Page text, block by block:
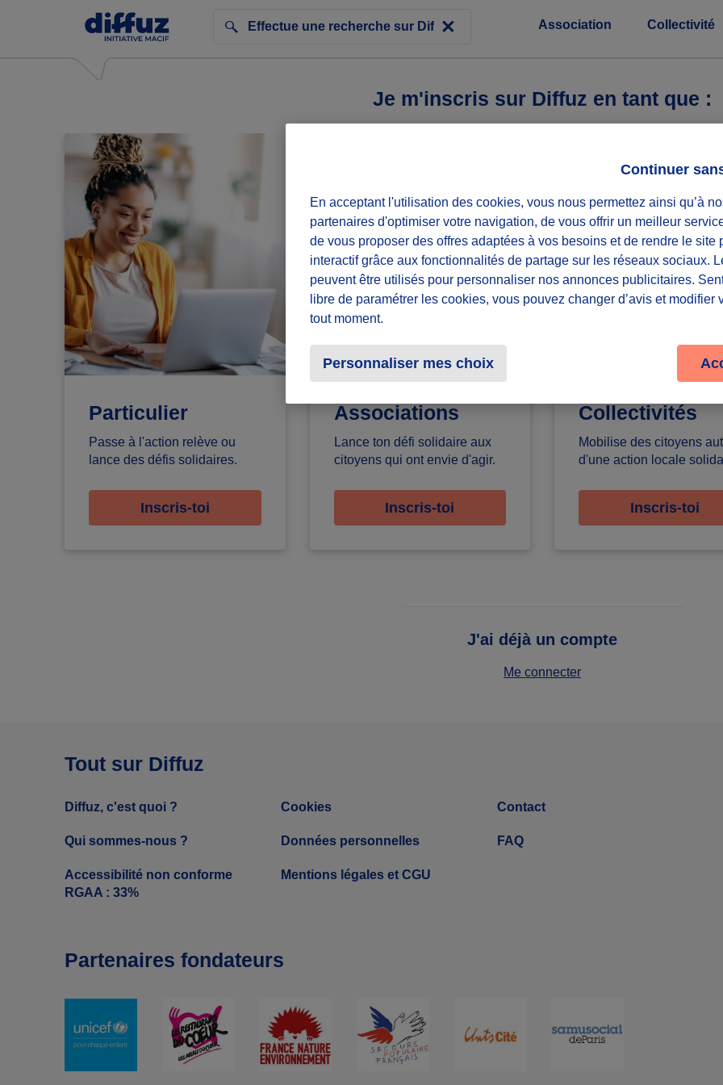
Association Collectivité
Je m'inscris sur Diffuz en tant que :
Particulier
Passe à l'action relève ou
lance des défis solidaires.
Inscris-toi
Associations
Lance ton défi solidaire aux
citoyens qui ont envie d'agir.
Inscris-toi
Collectivités
Mobilise des citoyens
d'une action locale
Inscris-toi
J'ai déjà un compte
Me connecter
Tout sur Diffuz
Diffuz, c'est quoi ?
Qui sommes-nous ?
Accessibilité non conforme
RGAA : 33%
Cookies
Données personnelles
Mentions légales et CGU
Contact
FAQ
Partenaires fondateurs
En acceptant l'utilisation des cookies, vous nous permettez ainsi qu’à
partenaires d'optimiser votre navigation, de vous offrir un meilleur
de vous proposer des offres adaptées à vos besoins et de rendre le site
interactif grâce aux fonctionnalités de partage sur les réseaux sociaux.
peuvent être utilisés pour personnaliser nos annonces publicitaires.
libre de paramétrer les cookies, vous pouvez changer d’avis et modifier
tout moment.
Personnaliser mes choix
Continuer